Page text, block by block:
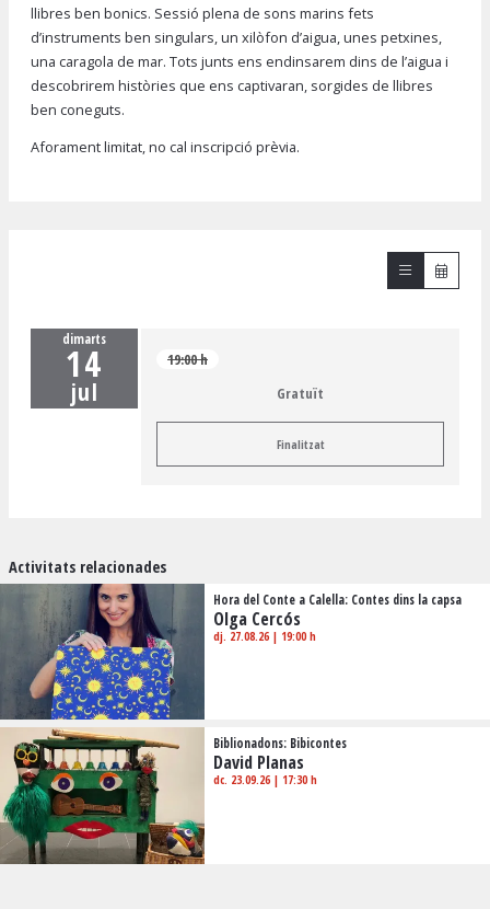
llibres ben bonics. Sessió plena de sons marins fets
d’instruments ben singulars, un xilòfon d’aigua, unes petxines,
una caragola de mar. Tots junts ens endinsarem dins de l’aigua i
descobrirem històries que ens captivaran, sorgides de llibres
ben coneguts.
Aforament limitat, no cal inscripció prèvia.
dimarts
14
jul
19:00 h
Gratuït
Finalitzat
Activitats relacionades
Hora del Conte a Calella: Contes dins la capsa
Olga Cercós
dj. 27.08.26| 19:00 h
Biblionadons: Bibicontes
David Planas
dc. 23.09.26| 17:30 h